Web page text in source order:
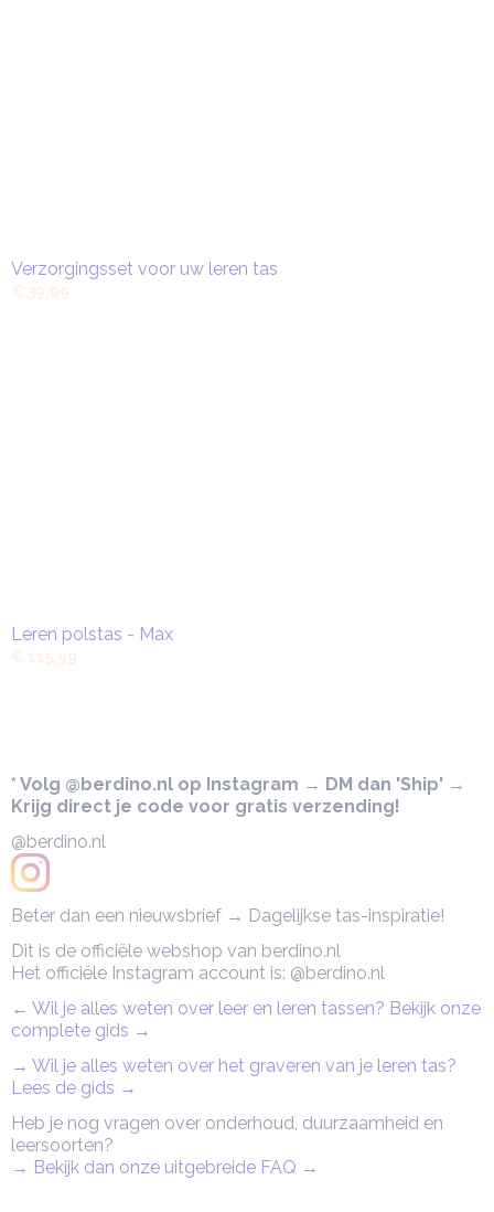
Verzorgingsset voor uw leren tas
€ 39,99
Leren polstas - Max
€ 115,99
* Volg @berdino.nl op Instagram → DM dan 'Ship' →
Krijg direct je code voor gratis verzending!
@berdino.nl
Beter dan een nieuwsbrief → Dagelijkse tas-inspiratie!
Dit is de officiële webshop van berdino.nl
Het officiële Instagram account is: @berdino.nl
← Wil je alles weten over leer en leren tassen? Bekijk onze
complete gids →
→ Wil je alles weten over het graveren van je leren tas?
Lees de gids →
Heb je nog vragen over onderhoud, duurzaamheid en
leersoorten?
→ Bekijk dan onze uitgebreide FAQ →